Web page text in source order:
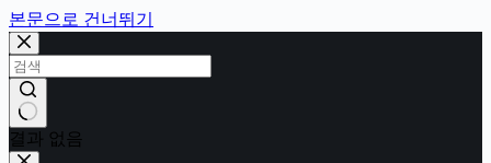
본문으로 건너뛰기
결과 없음